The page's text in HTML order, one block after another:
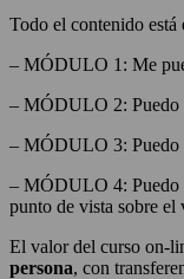
Todo el contenido está
– MÓDULO 1: Me
– MÓDULO 2: Puedo
– MÓDULO 3: Puedo
– MÓDULO 4: Puedo
punto de vista sobre el
El valor del curso on-
persona, con